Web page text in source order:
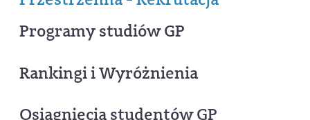
Programy studiów GP
Rankingi i Wyróżnienia
Osiagnięcia studentów GP